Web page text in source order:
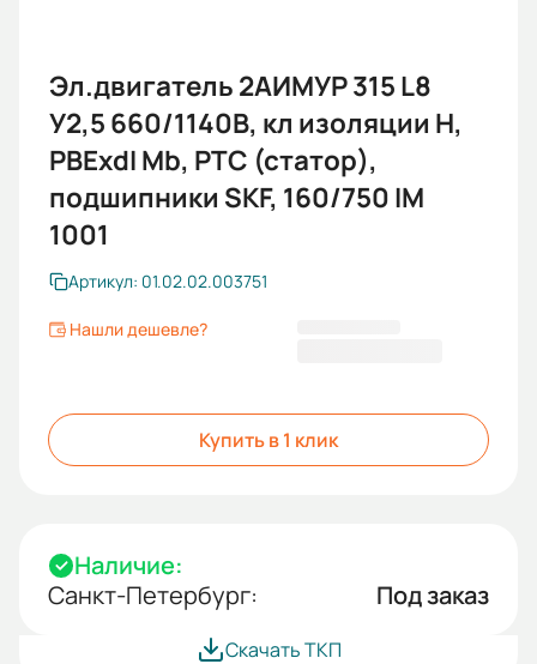
Эл.двигатель 2АИМУР 315 L8
У2,5 660/1140В, кл изоляции Н,
PBExdI Mb, РТС (cтатор),
подшипники SKF, 160/750 IM
1001
Артикул: 01.02.02.003751
Нашли дешевле?
Купить в 1 клик
Наличие:
Санкт-Петербург:
Под заказ
Скачать ТКП